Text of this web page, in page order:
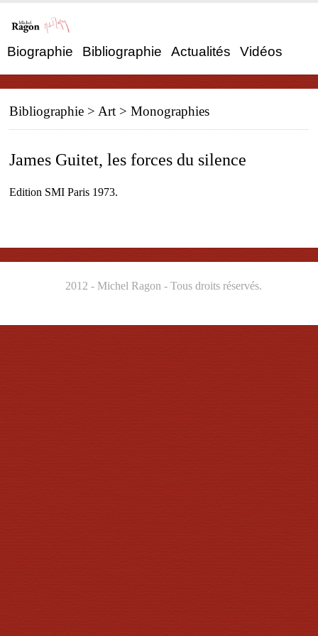
Biographie Bibliographie Actualités Vidéos
Bibliographie > Art >Monographies
James Guitet, les forces du silence
Edition SMI Paris 1973.
2012 - Michel Ragon - Tous droits réservés.